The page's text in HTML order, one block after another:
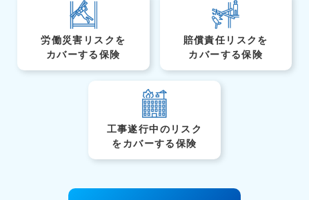
労働災害リスクを
カバーする保険
賠償責任リスクを
カバーする保険
工事遂行中のリスク
をカバーする保険